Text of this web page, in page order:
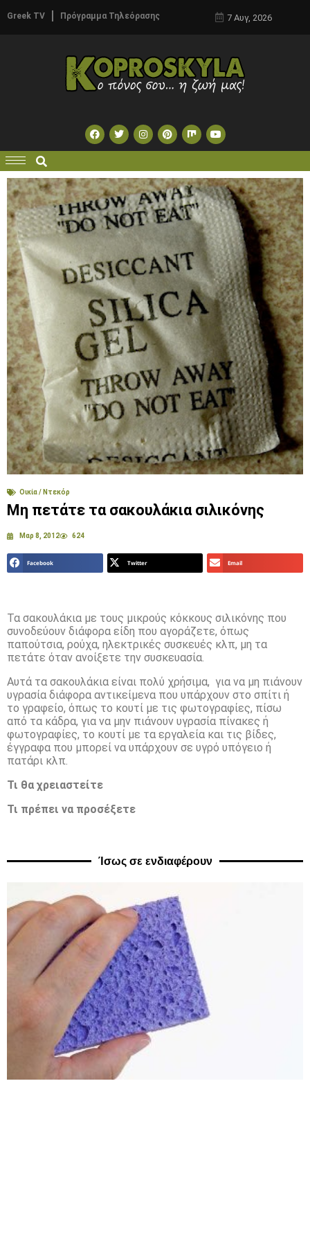
Greek TV Πρόγραμμα Τηλεόρασης 7 Αυγ, 2026
Οικία / Ντεκόρ
Μη πετάτε τα σακουλάκια σιλικόνης
Μαρ 8, 2012 624
Facebook Twitter Email
Τα σακουλάκια με τους μικρούς κόκκους σιλικόνης που
συνοδεύουν διάφορα είδη που αγοράζετε, όπως
παπούτσια, ρούχα, ηλεκτρικές συσκευές κλπ, μη τα
πετάτε όταν ανοίξετε την συσκευασία.
Αυτά τα σακουλάκια είναι πολύ χρήσιμα, για να μη πιάνουν
υγρασία διάφορα αντικείμενα που υπάρχουν στο σπίτι ή
το γραφείο, όπως το κουτί με τις φωτογραφίες, πίσω
από τα κάδρα, για να μην πιάνουν υγρασία πίνακες ή
φωτογραφίες, το κουτί με τα εργαλεία και τις βίδες,
έγγραφα που μπορεί να υπάρχουν σε υγρό υπόγειο ή
πατάρι κλπ.
Τι θα χρειαστείτε
Τι πρέπει να προσέξετε
Ίσως σε ενδιαφέρουν